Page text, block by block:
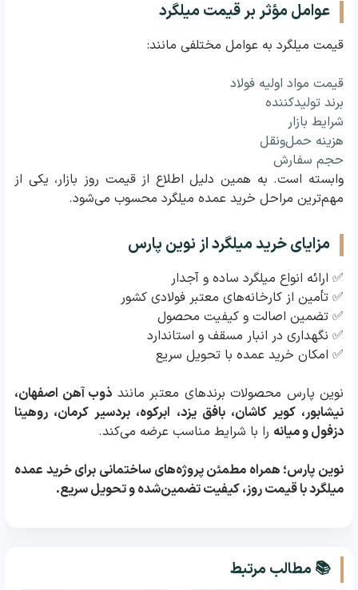
عوامل مؤثر بر قیمت میلگرد
قیمت میلگرد به عوامل مختلفی مانند:
قیمت مواد اولیه فولاد
برند تولیدکننده
شرایط بازار
هزینه حمل‌ونقل
حجم سفارش
وابسته است. به همین دلیل اطلاع از قیمت روز بازار، یکی از
مهم‌ترین مراحل خرید عمده میلگرد محسوب می‌شود.
مزایای خرید میلگرد از نوین پارس
✅ ارائه انواع میلگرد ساده و آجدار
✅ تأمین از کارخانه‌های معتبر فولادی کشور
✅ تضمین اصالت و کیفیت محصول
✅ نگهداری در انبار مسقف و استاندارد
✅ امکان خرید عمده با تحویل سریع
نوین پارس محصولات برندهای معتبر مانند ذوب آهن اصفهان،
نیشابور، کویر کاشان، بافق یزد، ابرکوه، بردسیر کرمان، روهینا
دزفول و میانه را با شرایط مناسب عرضه می‌کند.
نوین پارس؛ همراه مطمئن پروژه‌های ساختمانی برای خرید عمده
میلگرد با قیمت روز، کیفیت تضمین‌شده و تحویل سریع.
📚 مطالب مرتبط